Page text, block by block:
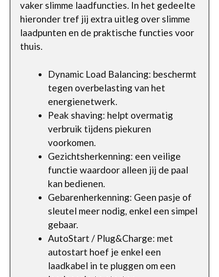
vaker slimme laadfuncties. In het gedeelte
hieronder tref jij extra uitleg over slimme
laadpunten en de praktische functies voor
thuis.
Dynamic Load Balancing: beschermt
tegen overbelasting van het
energienetwerk.
Peak shaving: helpt overmatig
verbruik tijdens piekuren
voorkomen.
Gezichtsherkenning: een veilige
functie waardoor alleen jij de paal
kan bedienen.
Gebarenherkenning: Geen pasje of
sleutel meer nodig, enkel een simpel
gebaar.
AutoStart / Plug&Charge: met
autostart hoef je enkel een
laadkabel in te pluggen om een